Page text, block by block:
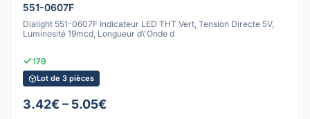
551-0607F
Dialight 551-0607F Indicateur LED THT Vert, Tension Directe 5V,
Luminosité 19mcd, Longueur d\'Onde d
179
Lot de 3 pièces
3.42€ – 5.05€